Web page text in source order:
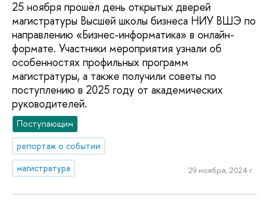
25 ноября прошёл день открытых дверей
магистратуры Высшей школы бизнеса НИУ ВШЭ по
направлению «Бизнес-информатика» в онлайн-
формате. Участники мероприятия узнали об
особенностях профильных программ
магистратуры, а также получили советы по
поступлению в 2025 году от академических
руководителей.
Поступающим
репортаж о событии
магистратура
29 ноября, 2024 г.